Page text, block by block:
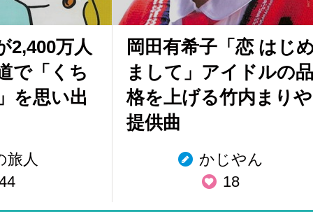
2,400万人
で「くち
を思い出
旅人
岡田有希子「恋 はじ
まして」アイドルの品
格を上げる竹内まりや
提供曲
かじやん
18